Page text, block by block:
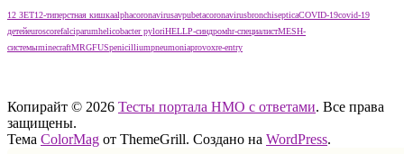
12 ЗЕТ12-типерстная кишкаalphacoronavirusavpubetacoronavirusbronchisepticaCOVID-19covid-19
детейeuroscorefalciparumhelicobacter pyloriHELLP-синдромhr-специалистMESH-
системыminecraftMRGFUSpenicilliumpneumoniaprovoxre-entry
Копирайт © 2026 Тесты портала НМО с ответами. Все права
защищены.
Тема ColorMag от ThemeGrill. Создано на WordPress.